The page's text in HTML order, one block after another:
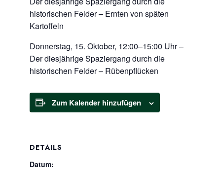
historischen Felder – Ernten von späten
Kartoffeln
Donnerstag, 15. Oktober, 12:00–15:00 Uhr –
Der diesjährige Spaziergang durch die
historischen Felder – Rübenpflücken
Zum Kalender hinzufügen
DETAILS
Datum: